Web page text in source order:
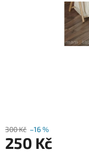
300 Kč –16 %
250 Kč